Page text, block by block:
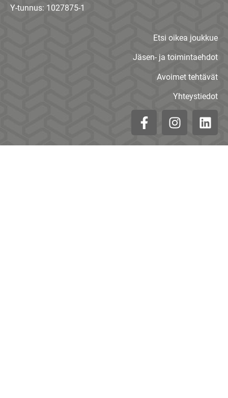
Y-tunnus: 1027875-1
Etsi oikea joukkue
Jäsen- ja toimintaehdot
Avoimet tehtävät
Yhteystiedot